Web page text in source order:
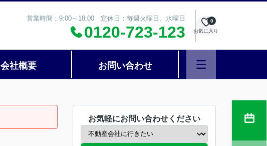
営業時間：9:00～18:00 定休日：毎週火曜日、水曜日
0120-723-123 お気に入り
0
会社概要 お問い合わせ
お気軽にお問い合わせください